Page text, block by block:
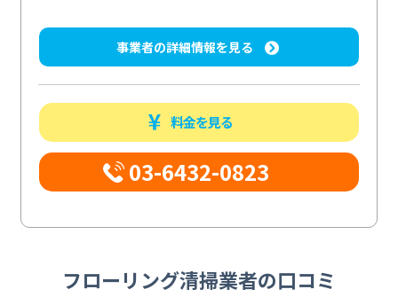
事業者の詳細情報を見る
料金を見る
03-6432-0823
フローリング清掃業者の口コミ